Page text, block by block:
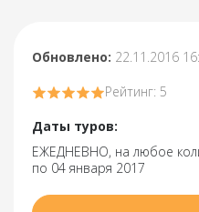
Обновлено: 22.11.2016
Рейтинг: 5
Даты туров:
ЕЖЕДНЕВНО, на любое
по 04 января 2017